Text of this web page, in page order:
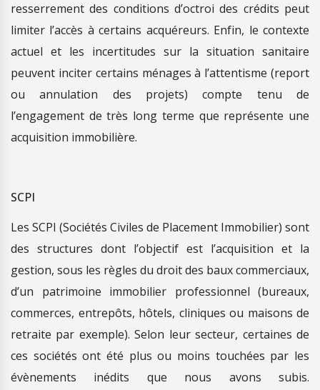
resserrement des conditions d’octroi des crédits peut
limiter l’accès à certains acquéreurs. Enfin, le contexte
actuel et les incertitudes sur la situation sanitaire
peuvent inciter certains ménages à l’attentisme (report
ou annulation des projets) compte tenu de
l’engagement de très long terme que représente une
acquisition immobilière.
SCPI
Les SCPI (Sociétés Civiles de Placement Immobilier) sont
des structures dont l’objectif est l’acquisition et la
gestion, sous les règles du droit des baux commerciaux,
d’un patrimoine immobilier professionnel (bureaux,
commerces, entrepôts, hôtels, cliniques ou maisons de
retraite par exemple). Selon leur secteur, certaines de
ces sociétés ont été plus ou moins touchées par les
évènements inédits que nous avons subis.